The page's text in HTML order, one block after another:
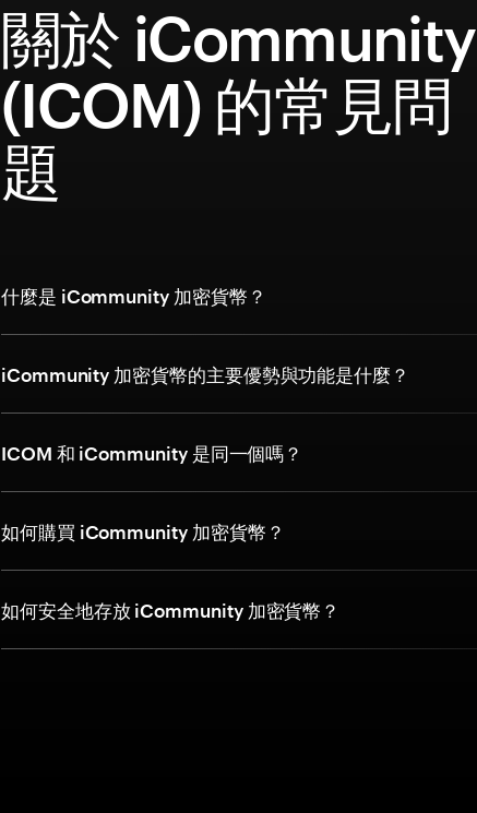
關於 iCommunity
(ICOM) 的常見問
題
什麼是 iCommunity 加密貨幣？
iCommunity 加密貨幣的主要優勢與功能是什麼？
ICOM 和 iCommunity 是同一個嗎？
如何購買 iCommunity 加密貨幣？
如何安全地存放 iCommunity 加密貨幣？